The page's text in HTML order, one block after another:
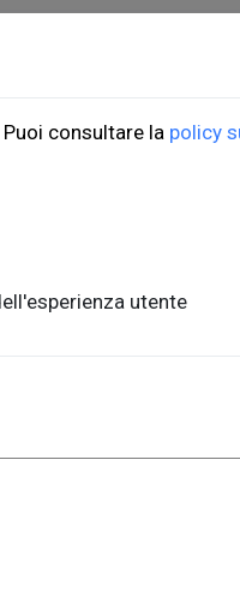
consultare la policy
utente